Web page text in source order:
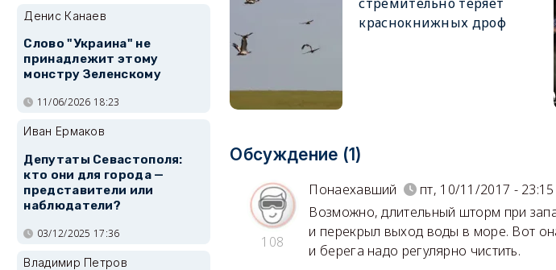
стремительно теряет
краснокнижных дроф
Обсуждение (1)
108
Понаехавший
пт, 10/11/2017 - 23:15
Возможно, длительный шторм при
и перекрыл выход воды в море. Вот
и берега надо регулярно чистить.
Денис Канаев
Слово "Украина" не
принадлежит этому
монстру Зеленскому
11/06/2026 18:23
Иван Ермаков
Депутаты Севастополя:
кто они для города —
представители или
наблюдатели?
03/12/2025 17:36
Владимир Петров